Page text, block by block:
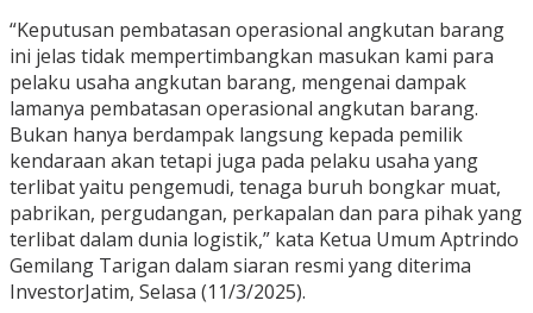
“Keputusan pembatasan operasional angkutan barang
ini jelas tidak mempertimbangkan masukan kami para
pelaku usaha angkutan barang, mengenai dampak
lamanya pembatasan operasional angkutan barang.
Bukan hanya berdampak langsung kepada pemilik
kendaraan akan tetapi juga pada pelaku usaha yang
terlibat yaitu pengemudi, tenaga buruh bongkar muat,
pabrikan, pergudangan, perkapalan dan para pihak yang
terlibat dalam dunia logistik,” kata Ketua Umum Aptrindo
Gemilang Tarigan dalam siaran resmi yang diterima
InvestorJatim, Selasa (11/3/2025).